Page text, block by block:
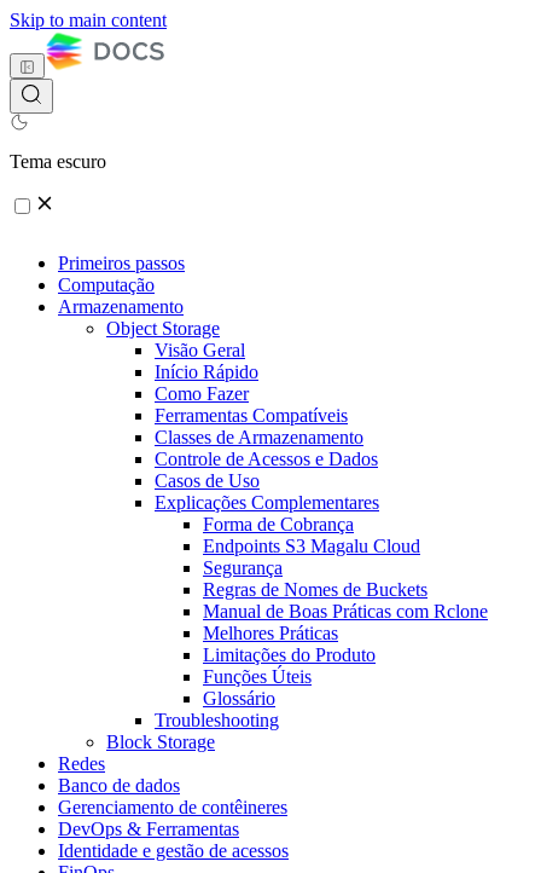
Skip to main content
Tema escuro
Primeiros passos
Computação
Armazenamento
Object Storage
Visão Geral
Início Rápido
Como Fazer
Ferramentas Compatíveis
Classes de Armazenamento
Controle de Acessos e Dados
Casos de Uso
Explicações Complementares
Forma de Cobrança
Endpoints S3 Magalu Cloud
Segurança
Regras de Nomes de Buckets
Manual de Boas Práticas com Rclone
Melhores Práticas
Limitações do Produto
Funções Úteis
Glossário
Troubleshooting
Block Storage
Redes
Banco de dados
Gerenciamento de contêineres
DevOps & Ferramentas
Identidade e gestão de acessos